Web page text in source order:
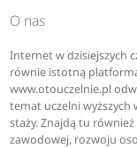
O nas
Internet w dzisiejszych
równie istotną
www.otouczelnie.pl
temat uczelni wyższych
staży. Znajdą tu
zawodowej, rozwoju